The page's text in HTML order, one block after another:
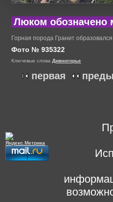
Люком обозначено
Горная порода Гранит
Фото № 935322
Ключевые слова Дивногорье
первая